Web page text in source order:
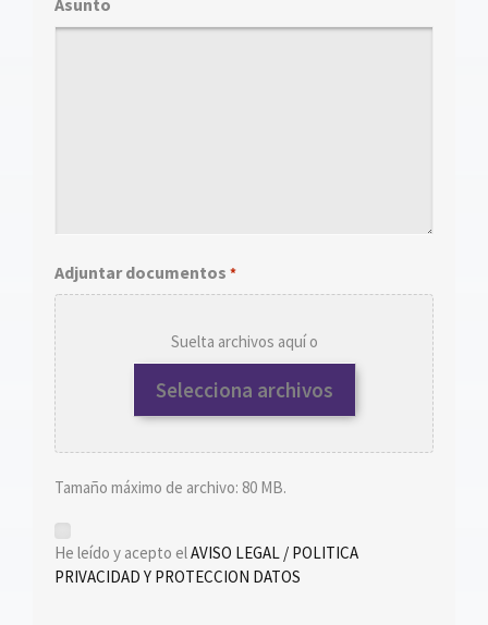
Adjuntar documentos *
Suelta archivos aquí o
Selecciona archivos
Tamaño máximo de archivo: 80 MB.
He leído y acepto elAVISO LEGAL / POLITICA
PRIVACIDAD Y PROTECCION DATOS